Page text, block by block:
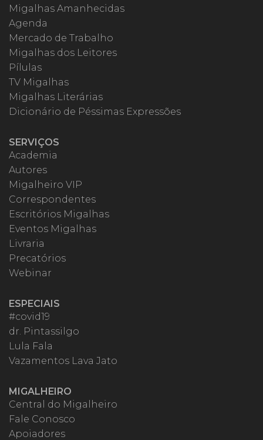
Migalhas Amanhecidas
Agenda
Mercado de Trabalho
Migalhas dos Leitores
Pílulas
TV Migalhas
Migalhas Literárias
Dicionário de Péssimas Expressões
SERVIÇOS
Academia
Autores
Migalheiro VIP
Correspondentes
Escritórios Migalhas
Eventos Migalhas
Livraria
Precatórios
Webinar
ESPECIAIS
#covid19
dr. Pintassilgo
Lula Fala
Vazamentos Lava Jato
MIGALHEIRO
Central do Migalheiro
Fale Conosco
Apoiadores